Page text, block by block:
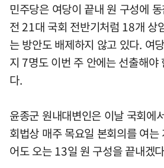
민주당은 여당이 끝내 원 구성에
전 21대 국회 전반기처럼 18개 상
는 방안도 배제하지 않고 있다. 여
지 7명도 이번 주 안에는 선출해야
다.
윤종군 원내대변인은 이날 국회에
회법상 매주 목요일 본회의를 여
어도 오는 13일 원 구성을 끝내겠